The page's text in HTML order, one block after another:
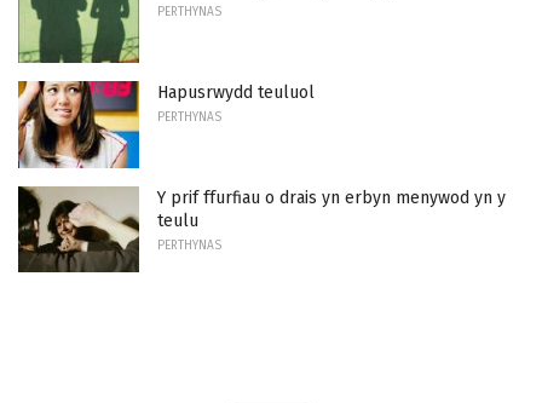
PERTHYNAS
Hapusrwydd teuluol
PERTHYNAS
Y prif ffurfiau o drais yn erbyn menywod yn y
teulu
PERTHYNAS